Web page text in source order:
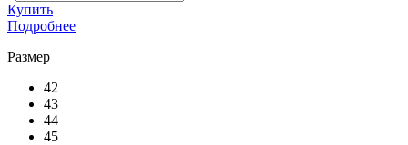
Купить
Подробнее
Размер
42
43
44
45